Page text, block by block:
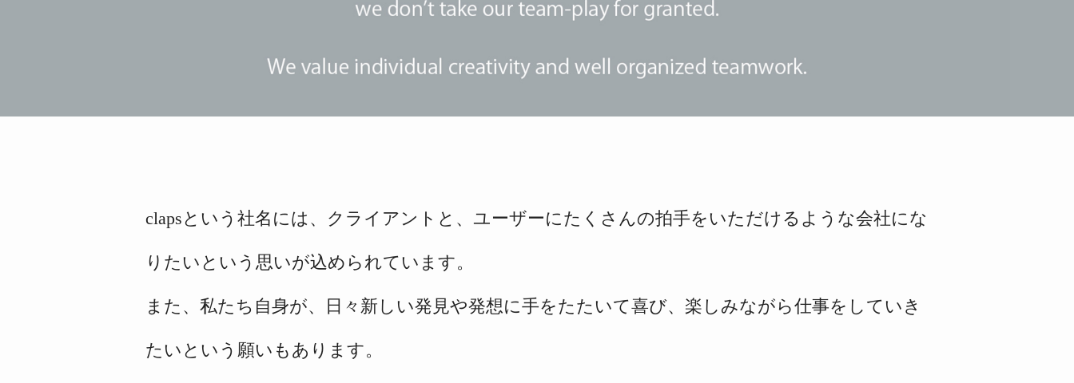
clapsという社名には、 クライアントと、ユーザーにたくさんの拍手をいただけるような会社にな
りたいという思いが込められています。
また、私たち自身が、日々新しい発見や発想に手をたたいて喜び、楽しみながら仕事をしていき
たいという 願いもあります。